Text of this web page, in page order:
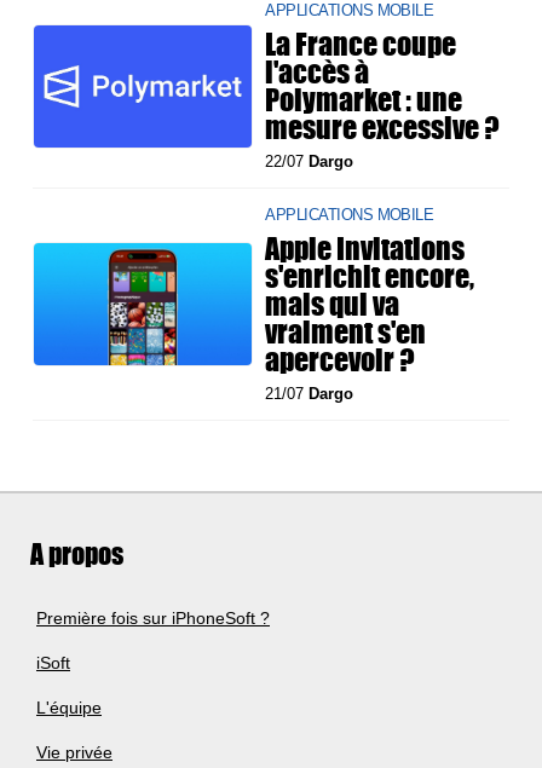
APPLICATIONS MOBILE
La France coupe
l'accès à
Polymarket : une
mesure excessive ?
22/07 Dargo
APPLICATIONS MOBILE
Apple Invitations
s'enrichit encore,
mais qui va
vraiment s'en
apercevoir ?
21/07 Dargo
A propos
Première fois sur iPhoneSoft ?
iSoft
L'équipe
Vie privée